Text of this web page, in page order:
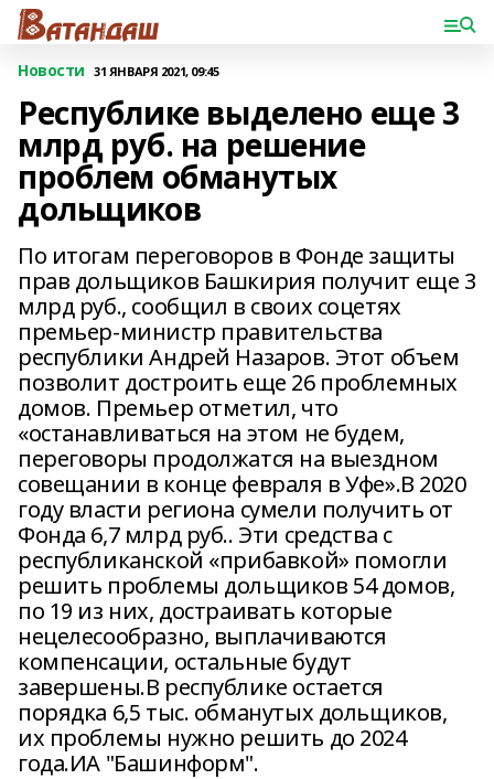
Новости 31 ЯНВАРЯ 2021, 09:45
Республике выделено еще 3
млрд руб. на решение
проблем обманутых
дольщиков
По итогам переговоров в Фонде защиты
прав дольщиков Башкирия получит еще 3
млрд руб., сообщил в своих соцетях
премьер-министр правительства
республики Андрей Назаров. Этот объем
позволит достроить еще 26 проблемных
домов. Премьер отметил, что
«останавливаться на этом не будем,
переговоры продолжатся на выездном
совещании в конце февраля в Уфе».В 2020
году власти региона сумели получить от
Фонда 6,7 млрд руб.. Эти средства с
республиканской «прибавкой» помогли
решить проблемы дольщиков 54 домов,
по 19 из них, достраивать которые
нецелесообразно, выплачиваются
компенсации, остальные будут
завершены.В республике остается
порядка 6,5 тыс. обманутых дольщиков,
их проблемы нужно решить до 2024
года.ИА "Башинформ".